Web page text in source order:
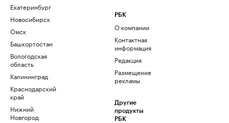
Екатеринбург
Новосибирск
Омск
Башкортостан
Вологодская
область
Калининград
Краснодарский
край
Нижний
Новгород
РБК
О компании
Контактная
информация
Редакция
Размещение
рекламы
Другие
продукты
РБК